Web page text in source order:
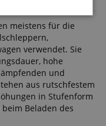
meistens für die
verwendet. Sie
hohe
und
aus rutschfestem
in Stufenform
Beladen des